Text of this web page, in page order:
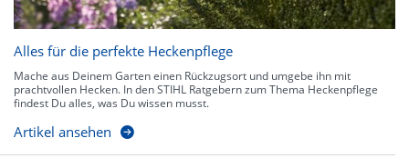
Alles für die perfekte Heckenpflege
Mache aus Deinem Garten einen Rückzugsort und umgebe ihn mit
prachtvollen Hecken. In den STIHL Ratgebern zum Thema Heckenpflege
findest Du alles, was Du wissen musst.
Artikel ansehen